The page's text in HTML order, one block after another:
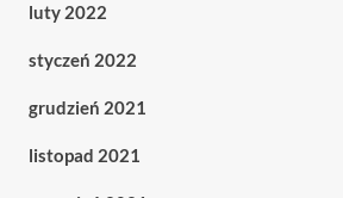
luty 2022
styczeń 2022
grudzień 2021
listopad 2021